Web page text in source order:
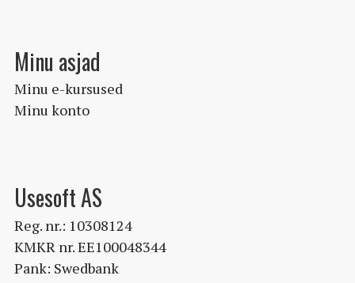
Minu asjad
Minu e-kursused
Minu konto
Usesoft AS
Reg. nr.: 10308124
KMKR nr. EE100048344
Pank: Swedbank